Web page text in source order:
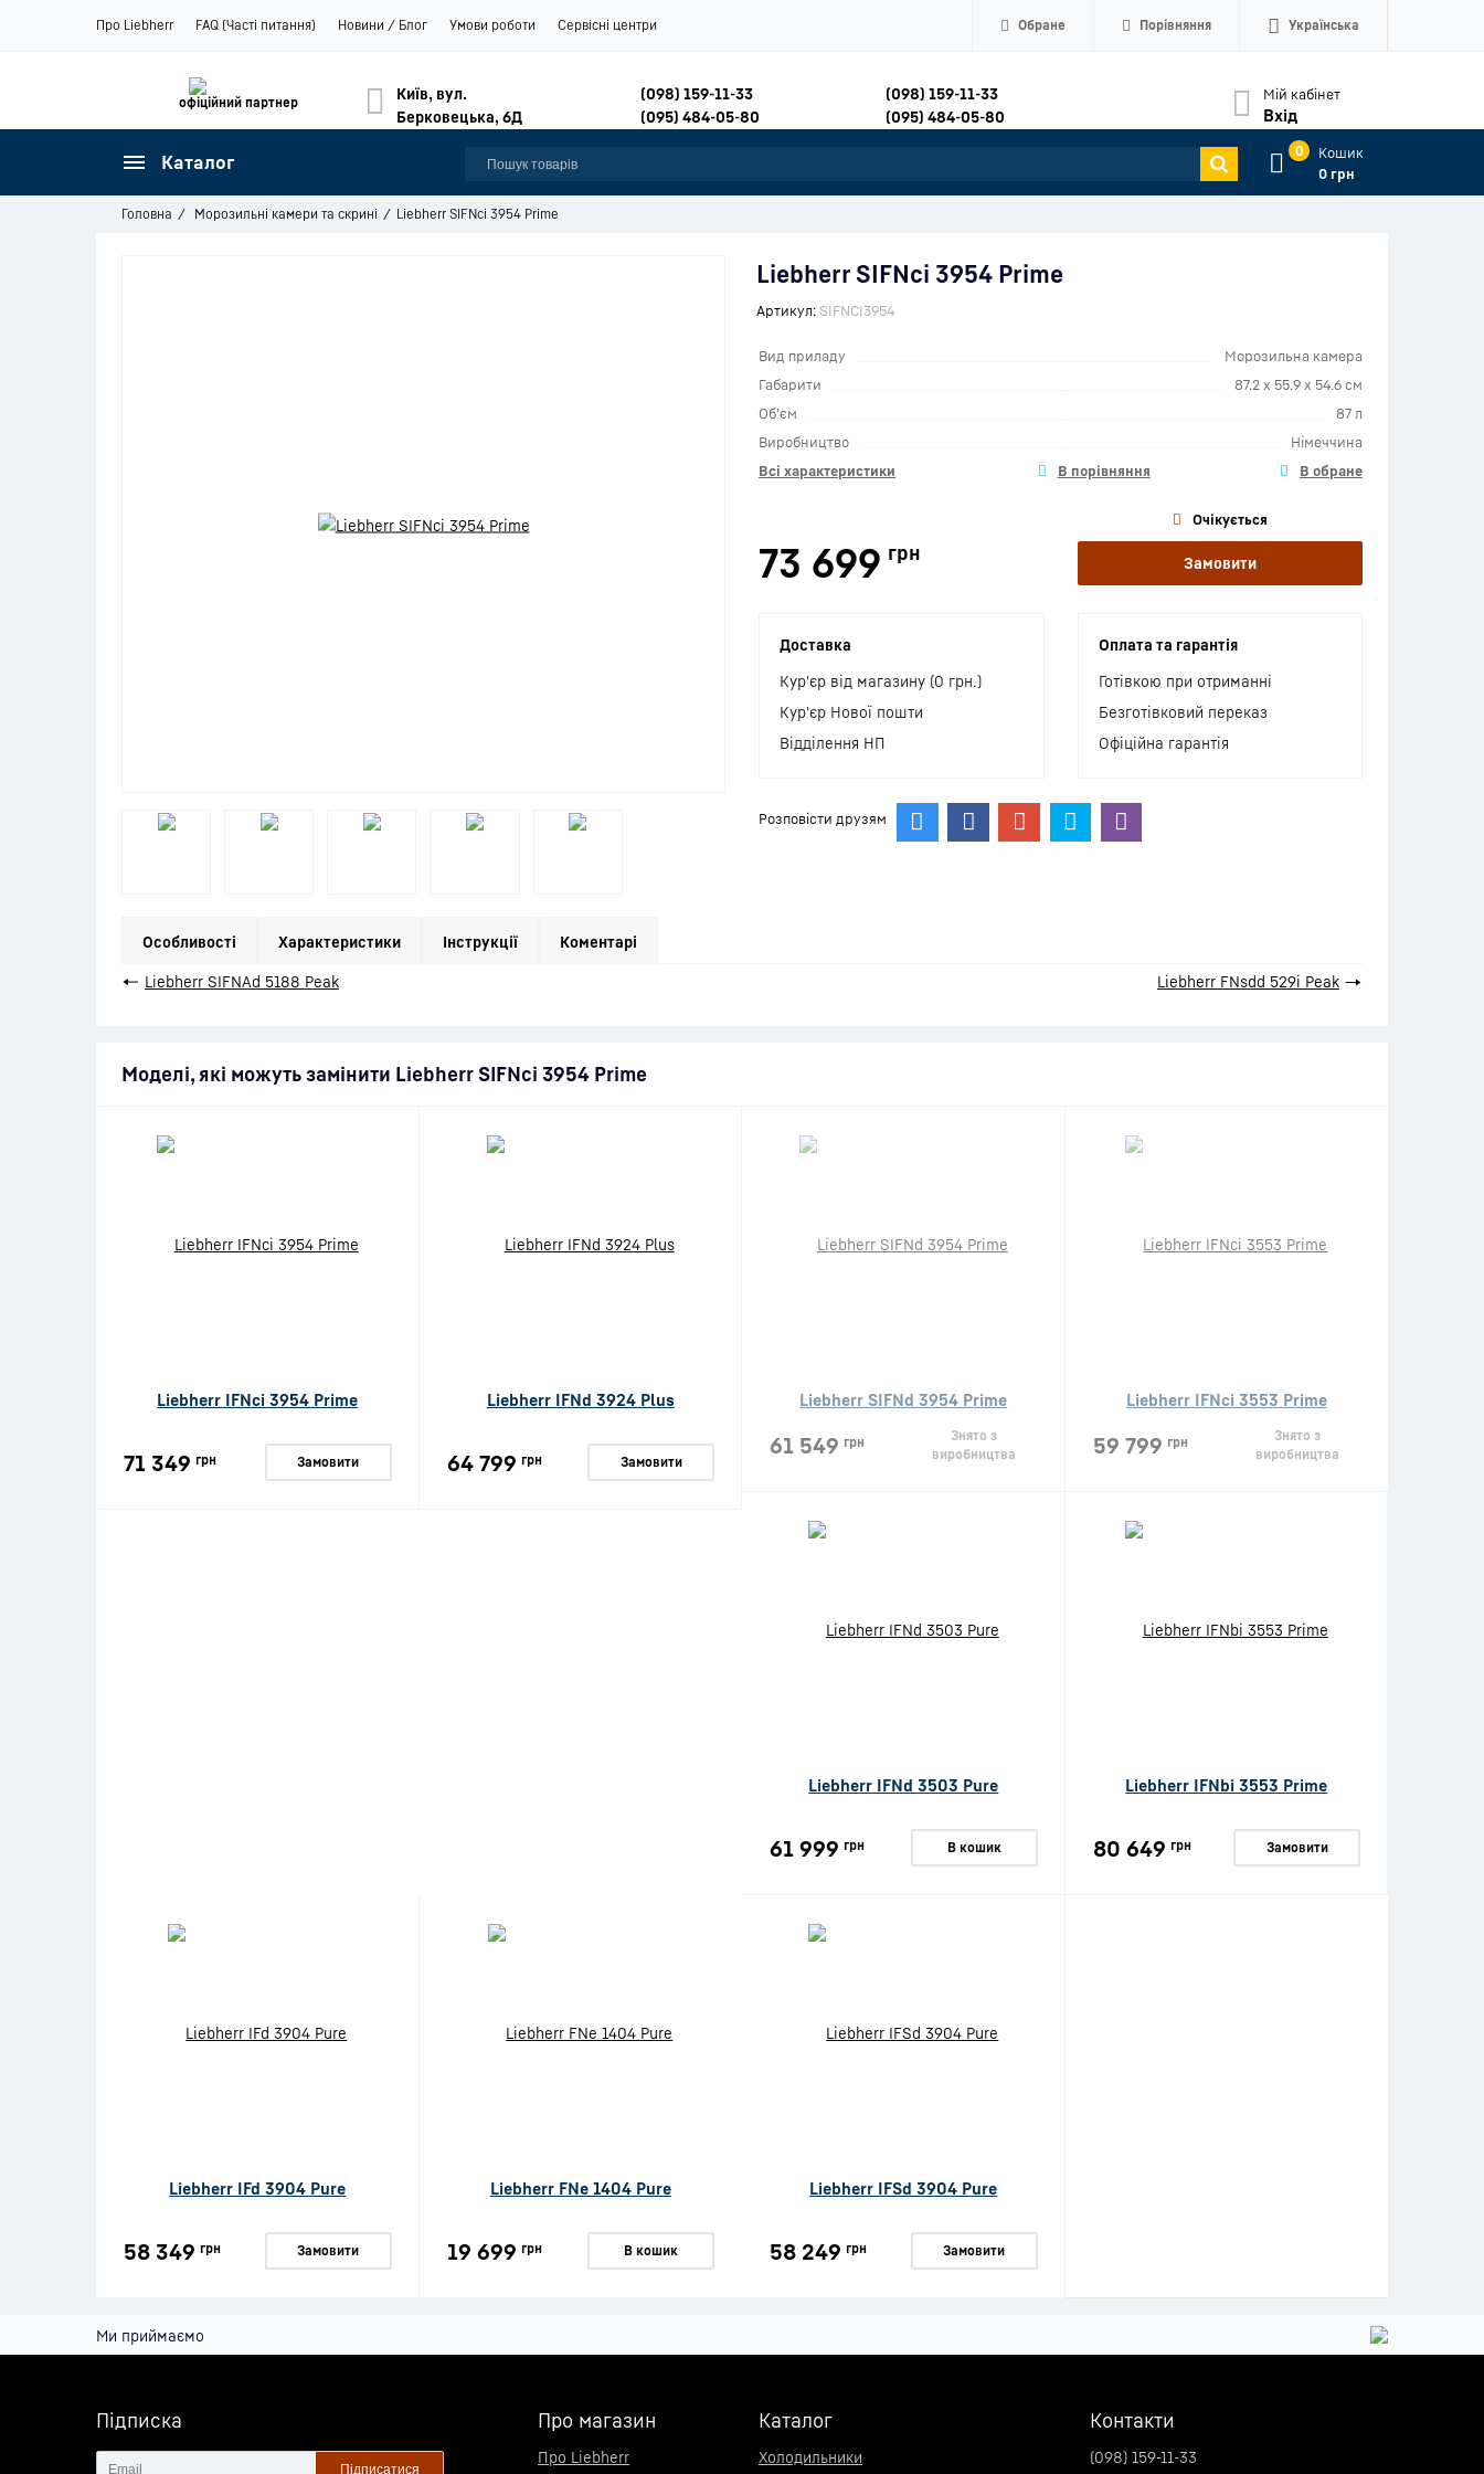
Про Liebherr FAQ (Часті питання) Новини / Блог Умови роботи Сервісні центри Обране Порівняння Українська
офіційний партнер Мій кабінет
Вхід
Київ, вул.
Берковецька, 6Д
(098) 159-11-33
(095) 484-05-80
(098) 159-11-33
(095) 484-05-80
0
Кошик
0 грн
Каталог
Головна Морозильні камери та скрині Liebherr SIFNci 3954 Prime
Liebherr SIFNci 3954 Prime
Артикул: SIFNCI3954
Вид приладу
Морозильна камера
Габарити
87.2 x 55.9 x 54.6 см
Об'єм
87 л
Виробництво
Німеччина
Всі характеристики
73 699 грн
Очікується
Замовити
Доставка
Кур'єр від магазину (0 грн.)
Кур'єр Нової пошти
Відділення НП
Оплата та гарантія
Готівкою при отриманні
Безготівковий переказ
Офіційна гарантія
Розповісти друзям
Особливості Характеристики Інструкції Коментарі
← Liebherr SIFNAd 5188 Peak Liebherr FNsdd 529i Peak →
Моделі, які можуть замінити Liebherr SIFNci 3954 Prime
Liebherr IFNci 3954 Prime
71 349 грн Замовити
Liebherr IFNd 3924 Plus
64 799 грн Замовити
Liebherr SIFNd 3954 Prime
61 549 грн
Знято з
виробництва
Liebherr IFNci 3553 Prime
59 799 грн
Знято з
виробництва
Liebherr IFNd 3503 Pure
61 999 грн В кошик
Liebherr IFNbi 3553 Prime
80 649 грн Замовити
Liebherr IFd 3904 Pure
58 349 грн Замовити
Liebherr FNe 1404 Pure
19 699 грн В кошик
Liebherr IFSd 3904 Pure
58 249 грн Замовити
Ми приймаємо
Підписка
Підписатися
Про магазин
Про Liebherr
Каталог
Холодильники
Контакти
(098) 159-11-33